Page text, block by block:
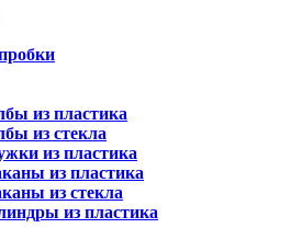
из пластика
из стекла
из пластика
из пластика
из стекла
из пластика